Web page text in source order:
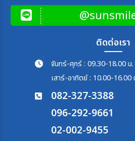
ติดต่อเรา
จันทร์-ศุกร์ : 09.30-18.00 น.
เสาร์-อาทิตย์ : 10.00-
082-327-3388
096-292-9661
02-002-9455